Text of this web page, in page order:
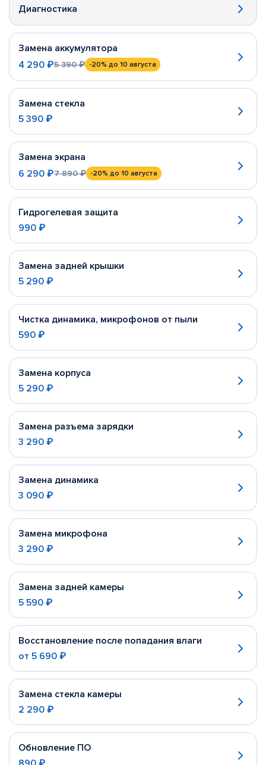
Диагностика
Замена аккумулятора
4 290 ₽5 390 ₽ -20% до 10 августа
Замена стекла
5 390 ₽
Замена экрана
6 290 ₽7 890 ₽ -20% до 10 августа
Гидрогелевая защита
990 ₽
Замена задней крышки
5 290 ₽
Чистка динамика, микрофонов от пыли
590 ₽
Замена корпуса
5 290 ₽
Замена разъема зарядки
3 290 ₽
Замена динамика
3 090 ₽
Замена микрофона
3 290 ₽
Замена задней камеры
5 590 ₽
Восстановление после попадания влаги
от 5 690 ₽
Замена стекла камеры
2 290 ₽
Обновление ПО